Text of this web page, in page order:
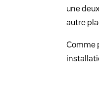
une
autre
Comme